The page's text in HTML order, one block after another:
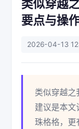
类似穿越
要点与操
2026-04-13
类似穿越之
建议是本文
珠格格，更